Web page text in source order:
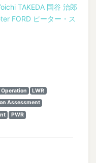
TAKEDA 国谷 治郎
FORD ピーター・ス
Operation
LWR
Assessment
PWR